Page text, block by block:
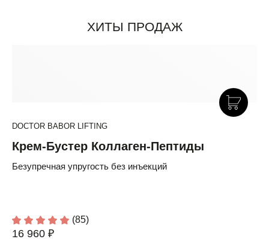
ХИТЫ ПРОДАЖ
DOCTOR BABOR LIFTING
Крем-Бустер Коллаген-Пептиды
Безупречная упругость без инъекций
(85)
16 960 ₽